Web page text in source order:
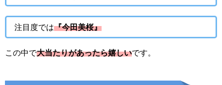
注目度では『今田美桜』
この中で大当たりがあったら嬉しいです。